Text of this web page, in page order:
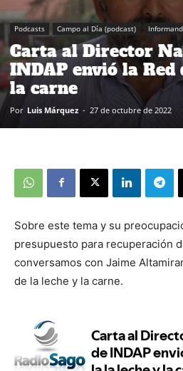
Podcasts Campo al Día (podcast)
Carta al Director
INDAP envió la Red
la carne
Por Luis Márquez - 27 de octubre de 2022
Sobre este tema y su
presupuesto para recuperación
conversamos con Jaime
de la leche y la carne.